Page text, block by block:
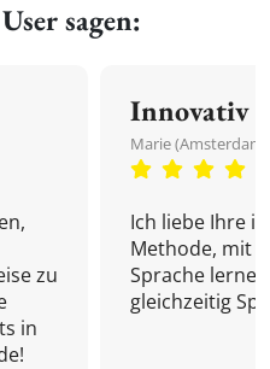
sagen:
zu
in
Innovativ
Marie
Ich liebe Ihre
Methode, mit
Sprache
gleichzeitig